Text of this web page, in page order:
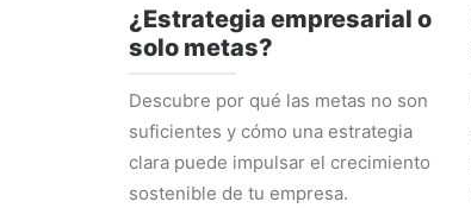
¿Estrategia empresarial o
solo metas?
Descubre por qué las metas no son
suficientes y cómo una estrategia
clara puede impulsar el crecimiento
sostenible de tu empresa.